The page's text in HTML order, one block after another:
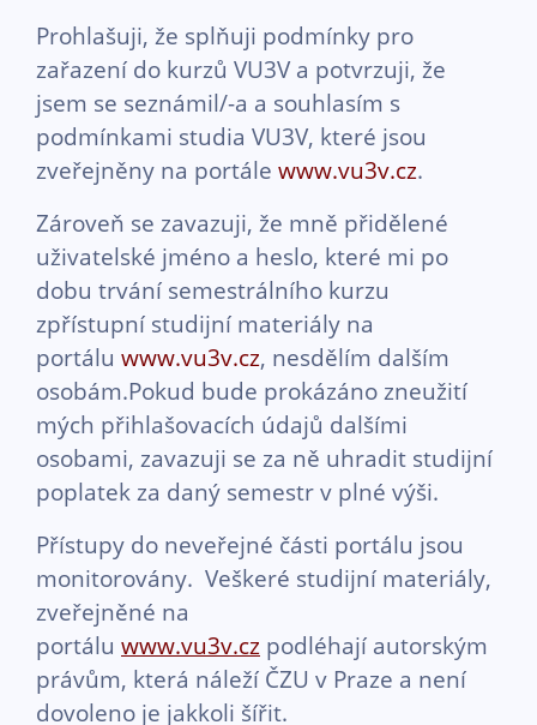
Prohlašuji, že splňuji podmínky pro
zařazení do kurzů VU3V a potvrzuji, že
jsem se seznámil/-a a souhlasím s
podmínkami studia VU3V, které jsou
zveřejněny na portále www.vu3v.cz.
Zároveň se zavazuji, že mně přidělené
uživatelské jméno a heslo, které mi po
dobu trvání semestrálního kurzu
zpřístupní studijní materiály na
portálu www.vu3v.cz, nesdělím dalším
osobám.Pokud bude prokázáno zneužití
mých přihlašovacích údajů dalšími
osobami, zavazuji se za ně uhradit studijní
poplatek za daný semestr v plné výši.
Přístupy do neveřejné části portálu jsou
monitorovány. Veškeré studijní materiály,
zveřejněné na
portálu www.vu3v.cz podléhají autorským
právům, která náleží ČZU v Praze a není
dovoleno je jakkoli šířit.